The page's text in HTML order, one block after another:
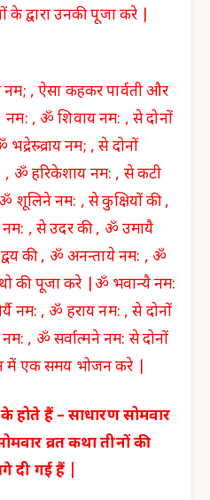
द्वारा उनकी पूजा करे |
, ऐसा कहकर पार्वती और
नम: , ॐ शिवाय नम: , से दोनों
नम; , से दोनों
ॐ हरिकेशाय नम: , से कटी
शूलिने नम: , से कुक्षियों की ,
, से उदर की , ॐ उमायै
की , ॐ अनन्ताये नम: , ॐ
की पूजा करे |ॐ भवान्यै नम:
नम: , ॐ हराय नम: , से दोनों
, ॐ सर्वात्मने नम: से दोनों
में एक समय भोजन करे |
के होते हैं – साधारण सोमवार
व्रत कथा तीनों की
गई हैं |